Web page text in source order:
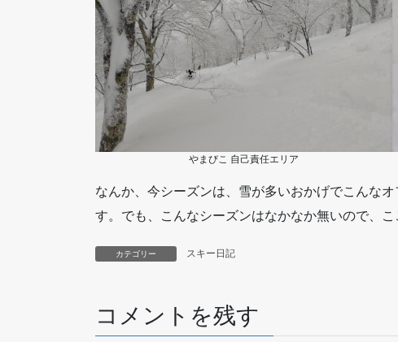
やまびこ 自己責任エリア
なんか、今シーズンは、雪が多いおかげでこんな
す。でも、こんなシーズンはなかなか無いので、
カテゴリー スキー日記
コメントを残す